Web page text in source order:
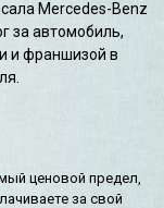
Mercedes-Benz
за автомобиль,
и франшизой в
ценовой предел,
за свой